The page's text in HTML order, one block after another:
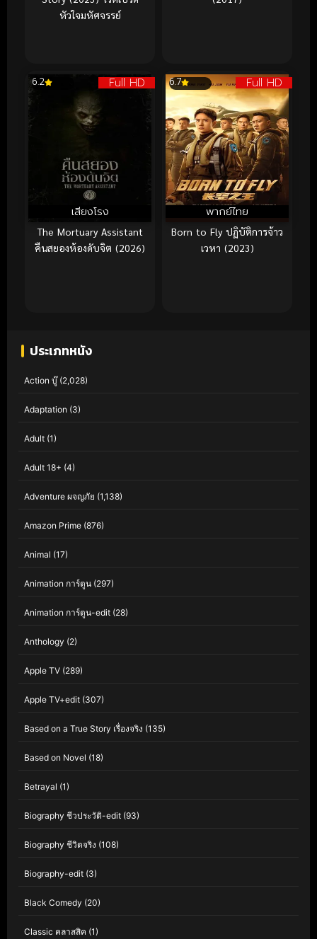
หัวใจมหัศจรรย์
Full HD
เสียงโรง
6.2
The Mortuary Assistant
คืนสยองห้องดับจิต (2026)
Full HD
พากย์ไทย
6.7
Born to Fly ปฏิบัติการจ้าว
เวหา (2023)
ประเภทหนัง
Action บู๊(2,028)
Adaptation (3)
Adult (1)
Adult 18+ (4)
Adventure ผจญภัย (1,138)
Amazon Prime (876)
Animal (17)
Animation การ์ตูน (297)
Animation การ์ตูน-edit (28)
Anthology (2)
Apple TV (289)
Apple TV+edit (307)
Based on a True Story เรื่องจริง (135)
Based on Novel (18)
Betrayal (1)
Biography ชีวประวัติ-edit (93)
Biography ชีวิตจริง (108)
Biography-edit (3)
Black Comedy (20)
Classic คลาสสิค (1)